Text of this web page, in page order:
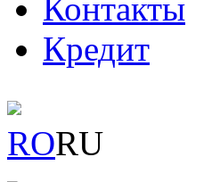
Контакты
Кредит
RORU